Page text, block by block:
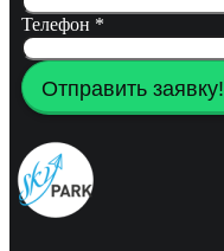
Телефон *
Отправить заявку!